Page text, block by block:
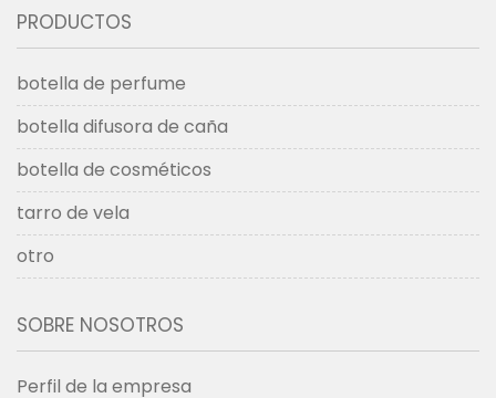
PRODUCTOS
botella de perfume
botella difusora de caña
botella de cosméticos
tarro de vela
otro
SOBRE NOSOTROS
Perfil de la empresa